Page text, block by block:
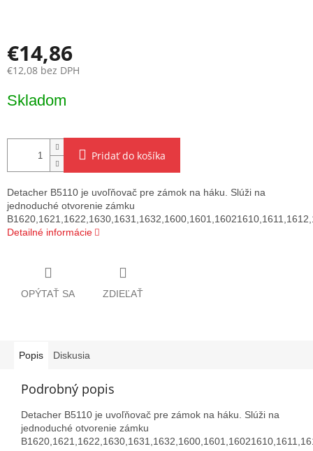
€14,86
€12,08 bez DPH
cena:
Skladom
Pridať do košíka
Detacher B5110 je uvoľňovač pre zámok na háku. Slúži na
jednoduché otvorenie zámku
Detailné informácie
OPÝTAŤ SA ZDIEĽAŤ
Popis Diskusia
Podrobný popis
Detacher B5110 je uvoľňovač pre zámok na háku. Slúži na
jednoduché otvorenie zámku